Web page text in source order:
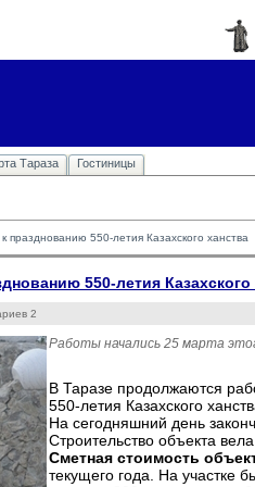
Тараза Гостиницы
празднованию 550-летия Казахского ханства
550-летия Казахского
2
Работы начались 25 марта
В Таразе продолжаются
550-летия Казахского
На сегодняшний день
Строительство объекта
Сметная стоимость
текущего года. На участке